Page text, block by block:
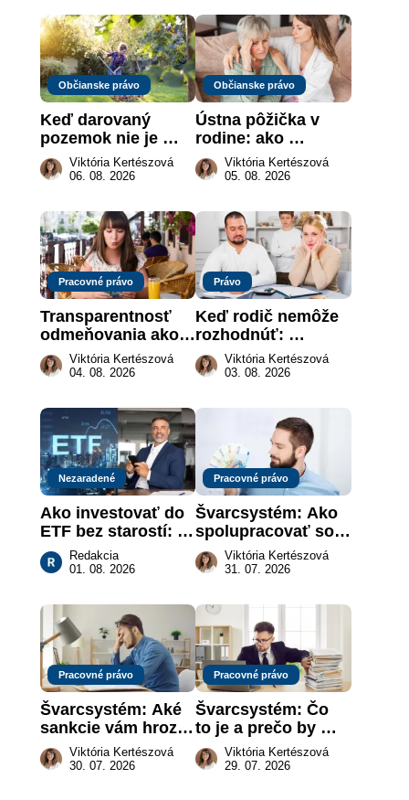
Občianske právo
Keď darovaný
pozemok nie je
„hotová vec“: kedy
môže darca žiadať
Viktória Kertészová
06. 08. 2026
Občianske právo
Ústna pôžička v
rodine: ako
vymôcť peniaze,
keď na papieri nie
Viktória Kertészová
05. 08. 2026
Pracovné právo
Transparentnosť
odmeňovania ako
právna povinnosť:
revolúcia na
práce
Viktória Kertészová
04. 08. 2026
Právo
Keď rodič nemôže
rozhodnúť:
nahradenie prejavu
vôle súdom v
Viktória Kertészová
03. 08. 2026
Nezaradené
Ako investovať do
ETF bez starostí:
Investičné plány,
ktoré urobia prácu
Redakcia
01. 08. 2026
Pracovné právo
Švarcsystém: Ako
spolupracovať so
živnostníkom
legálne a bez
Viktória Kertészová
31. 07. 2026
Pracovné právo
Švarcsystém: Aké
sankcie vám hrozia
a prečo nestačí
zaplatiť pokutu?
Viktória Kertészová
30. 07. 2026
Pracovné právo
Švarcsystém: Čo
to je a prečo by
vás to malo
zaujímať
Viktória Kertészová
29. 07. 2026